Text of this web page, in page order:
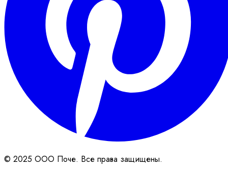
© 2025 ООО Поче. Все права защищены.